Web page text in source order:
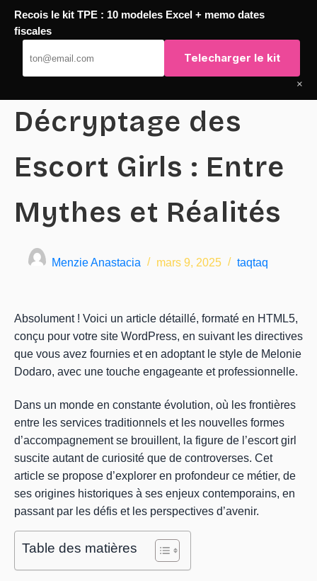
Passer
au
contenu
TaqTaq
Décryptage des
Escort Girls : Entre
Mythes et Réalités
Menzie Anastacia mars 9, 2025 taqtaq
Absolument ! Voici un article détaillé, formaté en HTML5,
conçu pour votre site WordPress, en suivant les directives
que vous avez fournies et en adoptant le style de Melonie
Dodaro, avec une touche engageante et professionnelle.
Dans un monde en constante évolution, où les frontières
entre les services traditionnels et les nouvelles formes
d’accompagnement se brouillent, la figure de l’escort girl
suscite autant de curiosité que de controverses. Cet
article se propose d’explorer en profondeur ce métier, de
ses origines historiques à ses enjeux contemporains, en
passant par les défis et les perspectives d’avenir.
Table des matières
Recois le kit TPE : 10 modeles Excel + memo dates
fiscales
Telecharger le kit
×